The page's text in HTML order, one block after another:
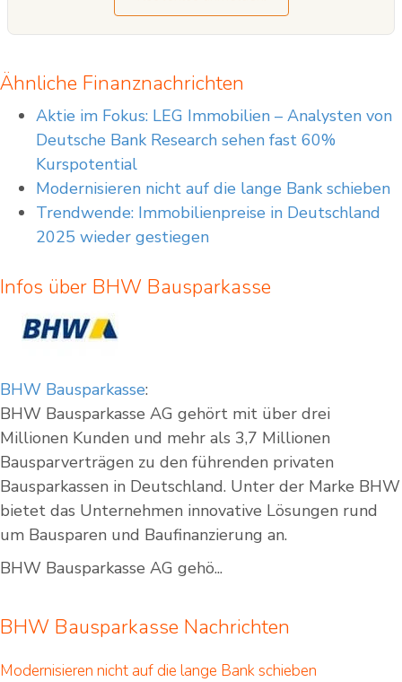
Ähnliche Finanznachrichten
Aktie im Fokus: LEG Immobilien – Analysten von
Deutsche Bank Research sehen fast 60%
Kurspotential
Modernisieren nicht auf die lange Bank schieben
Trendwende: Immobilienpreise in Deutschland
2025 wieder gestiegen
Infos über BHW Bausparkasse
BHW Bausparkasse:
BHW Bausparkasse AG gehört mit über drei
Millionen Kunden und mehr als 3,7 Millionen
Bausparverträgen zu den führenden privaten
Bausparkassen in Deutschland. Unter der Marke BHW
bietet das Unternehmen innovative Lösungen rund
um Bausparen und Baufinanzierung an.
BHW Bausparkasse AG gehö...
BHW Bausparkasse Nachrichten
Modernisieren nicht auf die lange Bank schieben